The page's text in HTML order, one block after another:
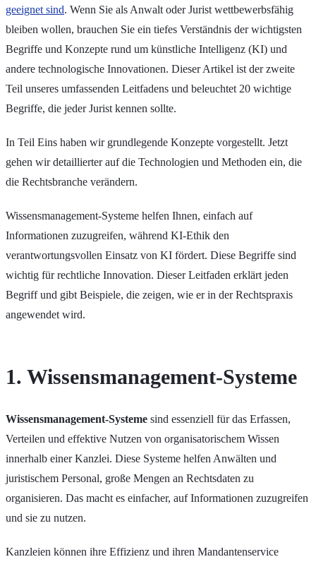
geeignet sind. Wenn Sie als Anwalt oder Jurist wettbewerbsfähig
bleiben wollen, brauchen Sie ein tiefes Verständnis der wichtigsten
Begriffe und Konzepte rund um künstliche Intelligenz (KI) und
andere technologische Innovationen. Dieser Artikel ist der zweite
Teil unseres umfassenden Leitfadens und beleuchtet 20 wichtige
Begriffe, die jeder Jurist kennen sollte.
In Teil Eins haben wir grundlegende Konzepte vorgestellt. Jetzt
gehen wir detaillierter auf die Technologien und Methoden ein, die
die Rechtsbranche verändern.
Wissensmanagement-Systeme helfen Ihnen, einfach auf
Informationen zuzugreifen, während KI-Ethik den
verantwortungsvollen Einsatz von KI fördert. Diese Begriffe sind
wichtig für rechtliche Innovation. Dieser Leitfaden erklärt jeden
Begriff und gibt Beispiele, die zeigen, wie er in der Rechtspraxis
angewendet wird.
1. Wissensmanagement-Systeme
Wissensmanagement-Systeme sind essenziell für das Erfassen,
Verteilen und effektive Nutzen von organisatorischem Wissen
innerhalb einer Kanzlei. Diese Systeme helfen Anwälten und
juristischem Personal, große Mengen an Rechtsdaten zu
organisieren. Das macht es einfacher, auf Informationen zuzugreifen
und sie zu nutzen.
Kanzleien können ihre Effizienz und ihren Mandantenservice